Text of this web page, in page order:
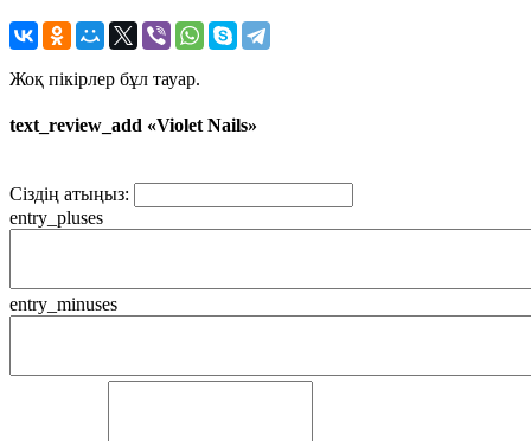
Жоқ пікірлер бұл тауар.
text_review_add «Violet Nails»
Сіздің атыңыз:
entry_pluses
entry_minuses